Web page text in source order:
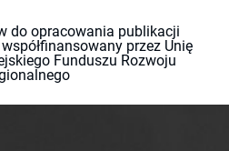
do opracowania publikacji
przez Unię
Funduszu Rozwoju